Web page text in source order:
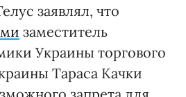
заявлял, что
заместитель
Украины торгового
Тараса Качки